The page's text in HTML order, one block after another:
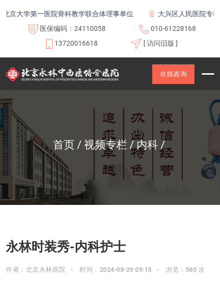
大学第一医院骨科教学联合体理事单位
大兴区人民医院专科
医保编码：24110058
010-61228168
13720016618
[ 访问旧版 ]
在线咨询
首页 视频专栏 内科
永林时装秀-内科护士
作者：北京永林医院 时间：2024-08-29 09:15 浏览：560 次